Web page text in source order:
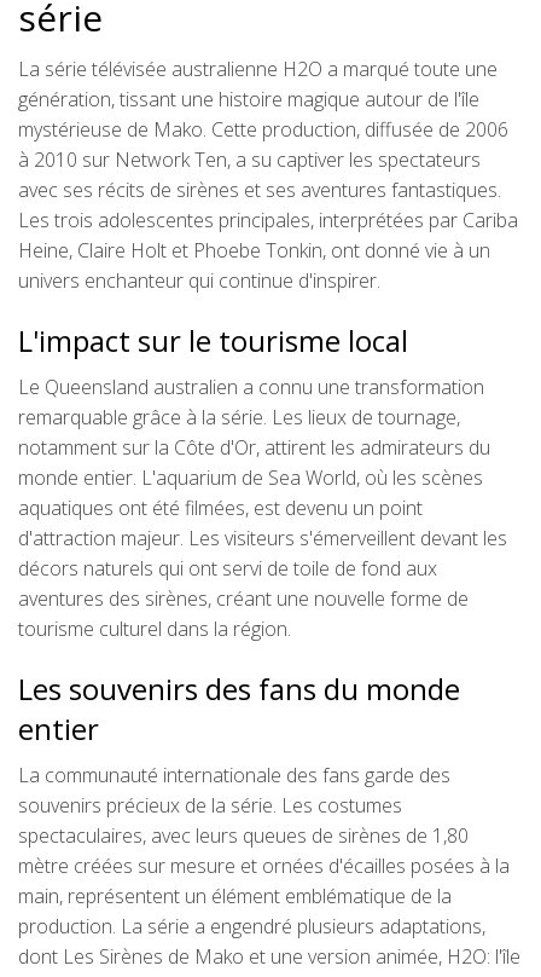
série
La série télévisée australienne H2O a marqué toute une
génération, tissant une histoire magique autour de l'île
mystérieuse de Mako. Cette production, diffusée de 2006
à 2010 sur Network Ten, a su captiver les spectateurs
avec ses récits de sirènes et ses aventures fantastiques.
Les trois adolescentes principales, interprétées par Cariba
Heine, Claire Holt et Phoebe Tonkin, ont donné vie à un
univers enchanteur qui continue d'inspirer.
L'impact sur le tourisme local
Le Queensland australien a connu une transformation
remarquable grâce à la série. Les lieux de tournage,
notamment sur la Côte d'Or, attirent les admirateurs du
monde entier. L'aquarium de Sea World, où les scènes
aquatiques ont été filmées, est devenu un point
d'attraction majeur. Les visiteurs s'émerveillent devant les
décors naturels qui ont servi de toile de fond aux
aventures des sirènes, créant une nouvelle forme de
tourisme culturel dans la région.
Les souvenirs des fans du monde
entier
La communauté internationale des fans garde des
souvenirs précieux de la série. Les costumes
spectaculaires, avec leurs queues de sirènes de 1,80
mètre créées sur mesure et ornées d'écailles posées à la
main, représentent un élément emblématique de la
production. La série a engendré plusieurs adaptations,
dont Les Sirènes de Mako et une version animée, H2O: l'île